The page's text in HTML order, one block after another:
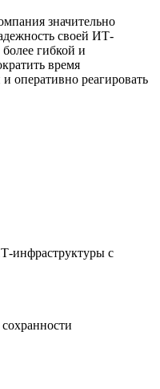
значительно
своей ИТ-
гибкой и
время
оперативно реагировать
инфраструктуры с